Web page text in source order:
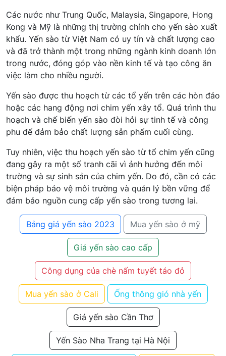
Các nước như Trung Quốc, Malaysia, Singapore, Hong
Kong và Mỹ là những thị trường chính cho yến sào xuất
khẩu. Yến sào từ Việt Nam có uy tín và chất lượng cao
và đã trở thành một trong những ngành kinh doanh lớn
trong nước, đóng góp vào nền kinh tế và tạo công ăn
việc làm cho nhiều người.
Yến sào được thu hoạch từ các tổ yến trên các hòn đảo
hoặc các hang động nơi chim yến xây tổ. Quá trình thu
hoạch và chế biến yến sào đòi hỏi sự tinh tế và công
phu để đảm bảo chất lượng sản phẩm cuối cùng.
Tuy nhiên, việc thu hoạch yến sào từ tổ chim yến cũng
đang gây ra một số tranh cãi vì ảnh hưởng đến môi
trường và sự sinh sản của chim yến. Do đó, cần có các
biện pháp bảo vệ môi trường và quản lý bền vững để
đảm bảo nguồn cung cấp yến sào trong tương lai.
Bảng giá yến sào 2023 Mua yến sào ở mỹ
Giá yến sào cao cấp
Công dụng của chè nấm tuyết táo đỏ
Mua yến sào ở Cali Ống thông gió nhà yến
Giá yến sào Cần Thơ
Yến Sào Nha Trang tại Hà Nội